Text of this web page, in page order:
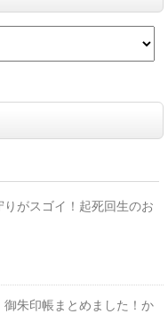
がスゴイ！起死回生のお
朱印帳まとめました！か